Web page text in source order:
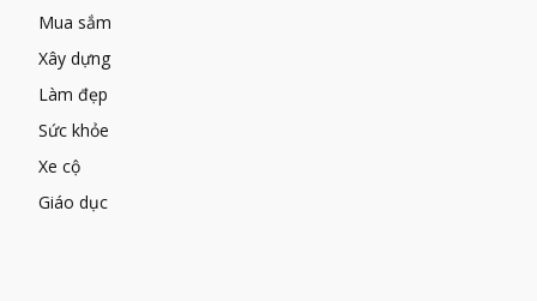
Mua sắm
Xây dựng
Làm đẹp
Sức khỏe
Xe cộ
Giáo dục